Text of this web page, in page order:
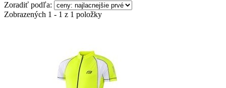
Zoradiť podľa:
Zobrazených 1 - 1 z 1 položky